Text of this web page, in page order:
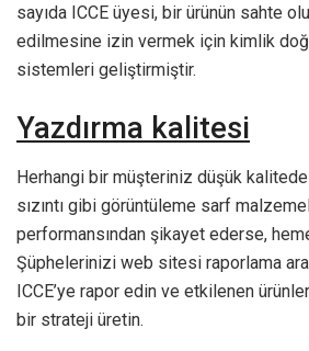
sayıda ICCE üyesi, bir ürünün sahte
edilmesine izin vermek için kimlik
sistemleri geliştirmiştir.
Yazdırma kalitesi
Herhangi bir müşteriniz düşük
sızıntı gibi görüntüleme sarf
performansından şikayet ederse,
Şüphelerinizi web sitesi raporlama
ICCE’ye rapor edin ve etkilenen
bir strateji üretin.